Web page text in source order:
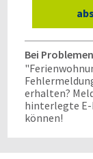
Bei
erhalten?
hinterlegte E-
können!